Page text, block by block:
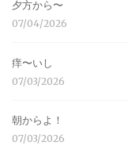
夕方から〜
07/04/2026
痒〜いし
07/03/2026
朝からよ！
07/03/2026